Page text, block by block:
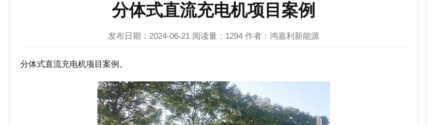
分体式直流充电机项目案例
发布日期：2024-06-21 阅读量： 1294 作者：鸿嘉利新能源
分体式直流充电机项目案例。